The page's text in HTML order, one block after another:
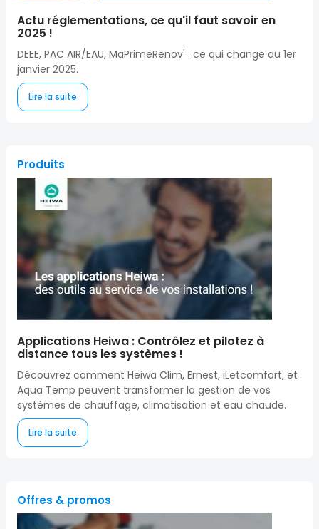
Actu réglementations, ce qu'il faut savoir en
2025 !
DEEE, PAC AIR/EAU, MaPrimeRenov' : ce qui change au 1er
janvier 2025.
Lire la suite
Produits
Applications Heiwa : Contrôlez et pilotez à
distance tous les systèmes !
Découvrez comment Heiwa Clim, Ernest, iLetcomfort, et
Aqua Temp peuvent transformer la gestion de vos
systèmes de chauffage, climatisation et eau chaude.
Lire la suite
Offres & promos